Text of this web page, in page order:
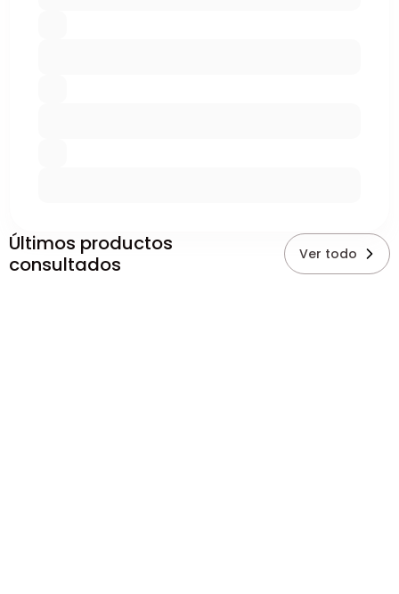
Últimos productos
consultados
Ver todo